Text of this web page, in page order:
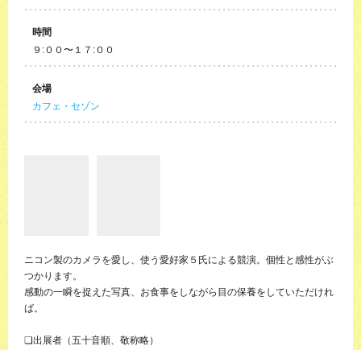
時間
９:００〜１７:００
会場
カフェ・セゾン
ニコン製のカメラを愛し、使う愛好家５氏による競演。個性と感性がぶ
つかります。
感動の一瞬を捉えた写真、お食事をしながら目の保養をしていただけれ
ば。
❏出展者（五十音順、敬称略）